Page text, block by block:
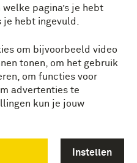
pagina’s je hebt
hebt ingevuld.
om bijvoorbeeld video
tonen, om het gebruik
om functies voor
advertenties te
kun je jouw
Instellen
Missies
Verborgen parels